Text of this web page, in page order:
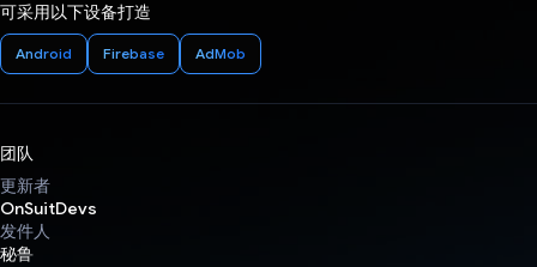
可采用以下设备打造
Android Firebase AdMob
团队
更新者
OnSuitDevs
发件人
秘鲁